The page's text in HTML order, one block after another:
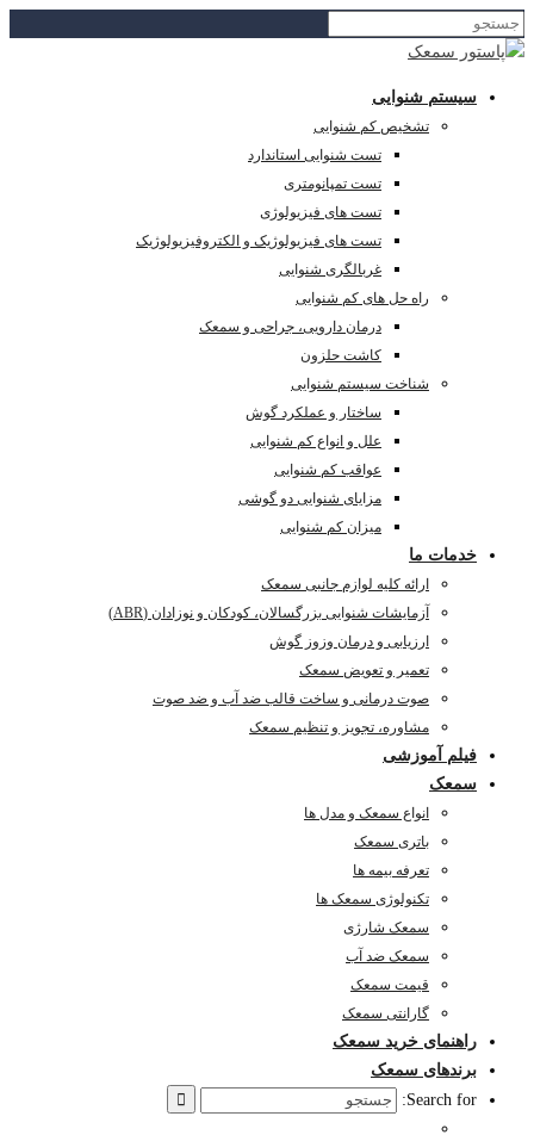
سیستم شنوایی
تشخیص کم شنوایی
تست شنوایی استاندارد
تست تمپانومتری
تست های فیزیولوژی
تست های فیزیولوژیک و الکتروفیزیولوژیک
غربالگری شنوایی
راه حل های کم شنوایی
درمان دارویی، جراحی و سمعک
کاشت حلزون
شناخت سیستم شنوایی
ساختار و عملکرد گوش
علل و انواع کم شنوایی
عواقب کم شنوایی
مزایای شنوایی دو گوشی
میزان کم شنوایی
خدمات ما
ارائه کلیه لوازم جانبی سمعک
آزمایشات شنوایی بزرگسالان، کودکان و نوزادان (ABR)
ارزیابی و درمان وزوز گوش
تعمیر و تعویض سمعک
صوت درمانی و ساخت قالب ضد آب و ضد صوت
مشاوره، تجویز و تنظیم سمعک
فیلم آموزشی
سمعک
انواع سمعک و مدل ها
باتری سمعک
تعرفه بیمه ها
تکنولوژی سمعک ها
سمعک شارژی
سمعک ضد آب
قیمت سمعک
گارانتی سمعک
راهنمای خرید سمعک
برندهای سمعک
Search for: